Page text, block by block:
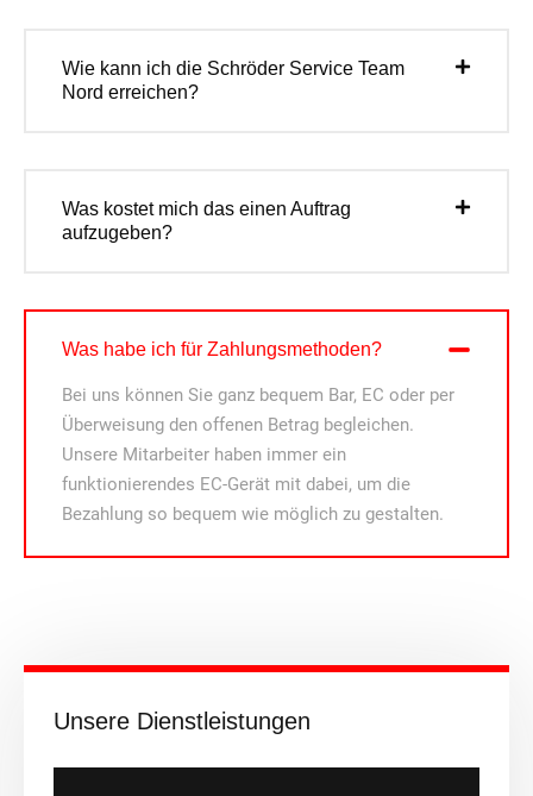
Unsere Dienstleistungen
Wie kann ich die Schröder Service Team
Nord erreichen?
Was kostet mich das einen Auftrag
aufzugeben?
Was habe ich für Zahlungsmethoden?
Bei uns können Sie ganz bequem Bar, EC oder per
Überweisung den offenen Betrag begleichen.
Unsere Mitarbeiter haben immer ein
funktionierendes EC-Gerät mit dabei, um die
Bezahlung so bequem wie möglich zu gestalten.